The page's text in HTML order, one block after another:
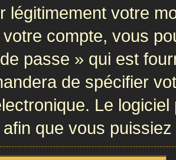
légitimement votre
compte, vous
passe » qui est
de spécifier
Le
que vous